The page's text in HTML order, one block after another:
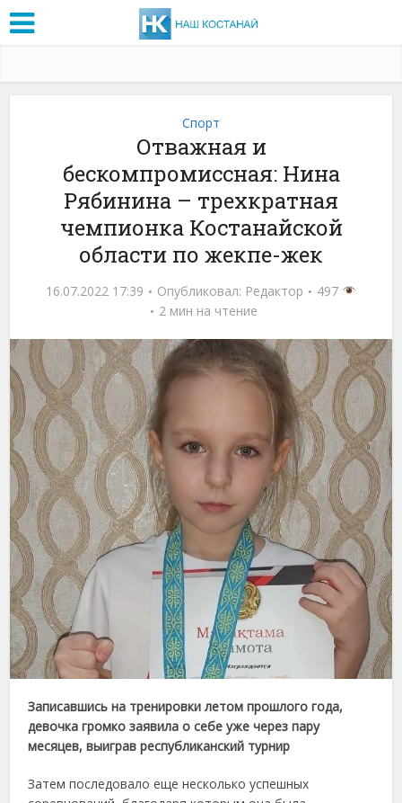
Спорт
Отважная и
бескомпромиссная: Нина
Рябинина – трехкратная
чемпионка Костанайской
области по жекпе-жек
16.07.2022 17:39 Опубликовал: Редактор
497
2 мин на чтение
Записавшись на тренировки летом прошлого года,
девочка громко заявила о себе уже через пару
месяцев, выиграв республиканский турнир
Затем последовало еще несколько успешных